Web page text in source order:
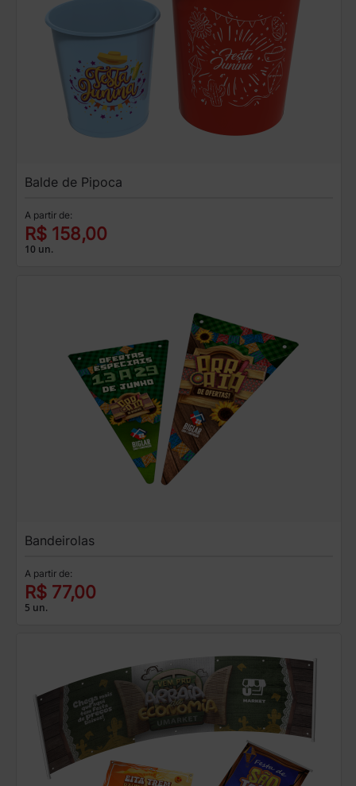
Balde de Pipoca
A partir de:
R$ 158,00
10 un.
Bandeirolas
A partir de:
R$ 77,00
5 un.